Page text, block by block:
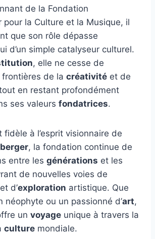
de la Fondation
pour la Culture et la Musique, il
que son rôle dépasse
d’un simple catalyseur culturel.
, elle ne cesse de
de la créativité et de
en restant profondément
ses valeurs fondatrices.
fidèle à l’esprit visionnaire de
, la fondation continue de
entre les générations et les
de nouvelles voies de
d’exploration artistique. Que
néophyte ou un passionné d’art,
un voyage unique à travers la
culture mondiale.